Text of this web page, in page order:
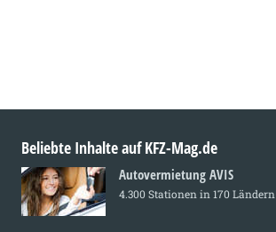
Beliebte Inhalte auf KFZ-Mag.de
Autovermietung AVIS
4.300 Stationen in 170 Ländern